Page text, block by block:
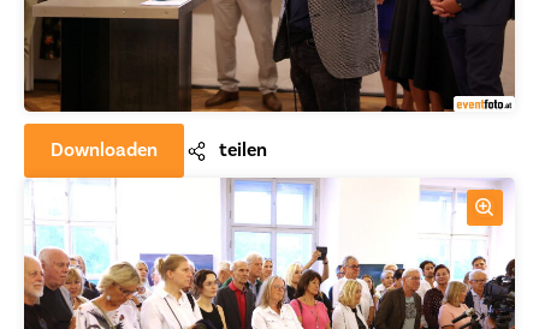
Downloaden teilen